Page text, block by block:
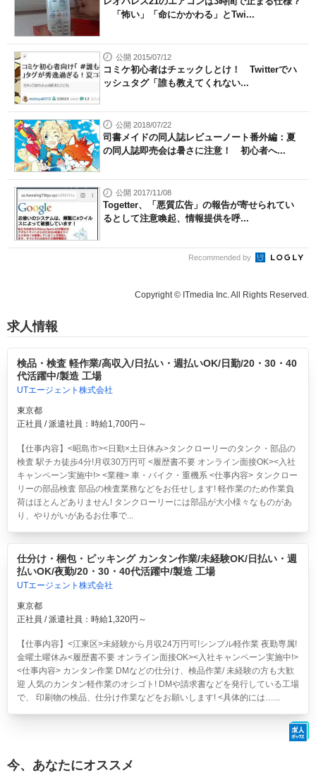
「怖い」「命にかかわる」とTwi...
公開 2015/07/12
コミケ初心者はチェックしとけ！ Twitterでハ
ッシュタグ「誰も教えてくれない...
公開 2018/07/22
司書メイドの同人誌レビューノート番外編：夏
の同人誌即売会は暑さに注意！ 初心者へ...
公開 2017/11/08
Togetter、「悪質広告」の報告が寄せられてい
るとして注意喚起、情報提供を呼...
Recommended by
Copyright © ITmedia Inc. All Rights Reserved.
求人情報
検品・検査 軽作業/高収入/日払い・週払いOK/日勤/20・30・40
代活躍中/製造 工場
UTエージェント株式会社
東京都
正社員 / 派遣社員：時給1,700円～
【仕事内容】<昭島市><日勤×土日休み>タンクローリーのタンク・部品の
検査 駅チカ徒歩4分!月収30万円可 <履歴書不要 オンライン面接OK><入社
キャンペーン実施中!> <業種> 車・バイク・重機系 <仕事内容> タンクロー
リーの部品検査 部品の検査業務などをお任せします! 軽作業のため作業負
荷はほとんどありません! タンクローリーには部品が大小様々なものがあ
り、やりがいがあるお仕事で...
仕分け・梱包・ピッキング カンタン作業/未経験OK/日払い・週
払いOK/夜勤/20・30・40代活躍中/製造 工場
UTエージェント株式会社
東京都
正社員 / 派遣社員：時給1,320円～
【仕事内容】<江東区>未経験から月収24万円可!シンプル軽作業 夜勤専属!
金曜土曜休み<履歴書不要 オンライン面接OK><入社キャンペーン実施中!>
<仕事内容> カンタン作業 DMなどの仕分け、検品作業/ 未経験の方も大歓
迎 人気のカンタン軽作業のオシゴト! DMや請求書などを発行している工場
で、 印刷物の検品、仕分け作業などをお願いします! <具体的には…...
今、あなたにオススメ